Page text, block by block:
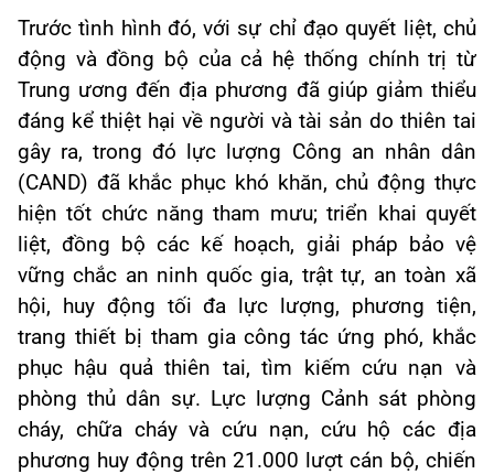
Trước tình hình đó, với sự chỉ đạo quyết liệt, chủ
động và đồng bộ của cả hệ thống chính trị từ
Trung ương đến địa phương đã giúp giảm thiểu
đáng kể thiệt hại về người và tài sản do thiên tai
gây ra, trong đó lực lượng Công an nhân dân
(CAND) đã khắc phục khó khăn, chủ động thực
hiện tốt chức năng tham mưu; triển khai quyết
liệt, đồng bộ các kế hoạch, giải pháp bảo vệ
vững chắc an ninh quốc gia, trật tự, an toàn xã
hội, huy động tối đa lực lượng, phương tiện,
trang thiết bị tham gia công tác ứng phó, khắc
phục hậu quả thiên tai, tìm kiếm cứu nạn và
phòng thủ dân sự. Lực lượng Cảnh sát phòng
cháy, chữa cháy và cứu nạn, cứu hộ các địa
phương huy động trên 21.000 lượt cán bộ, chiến